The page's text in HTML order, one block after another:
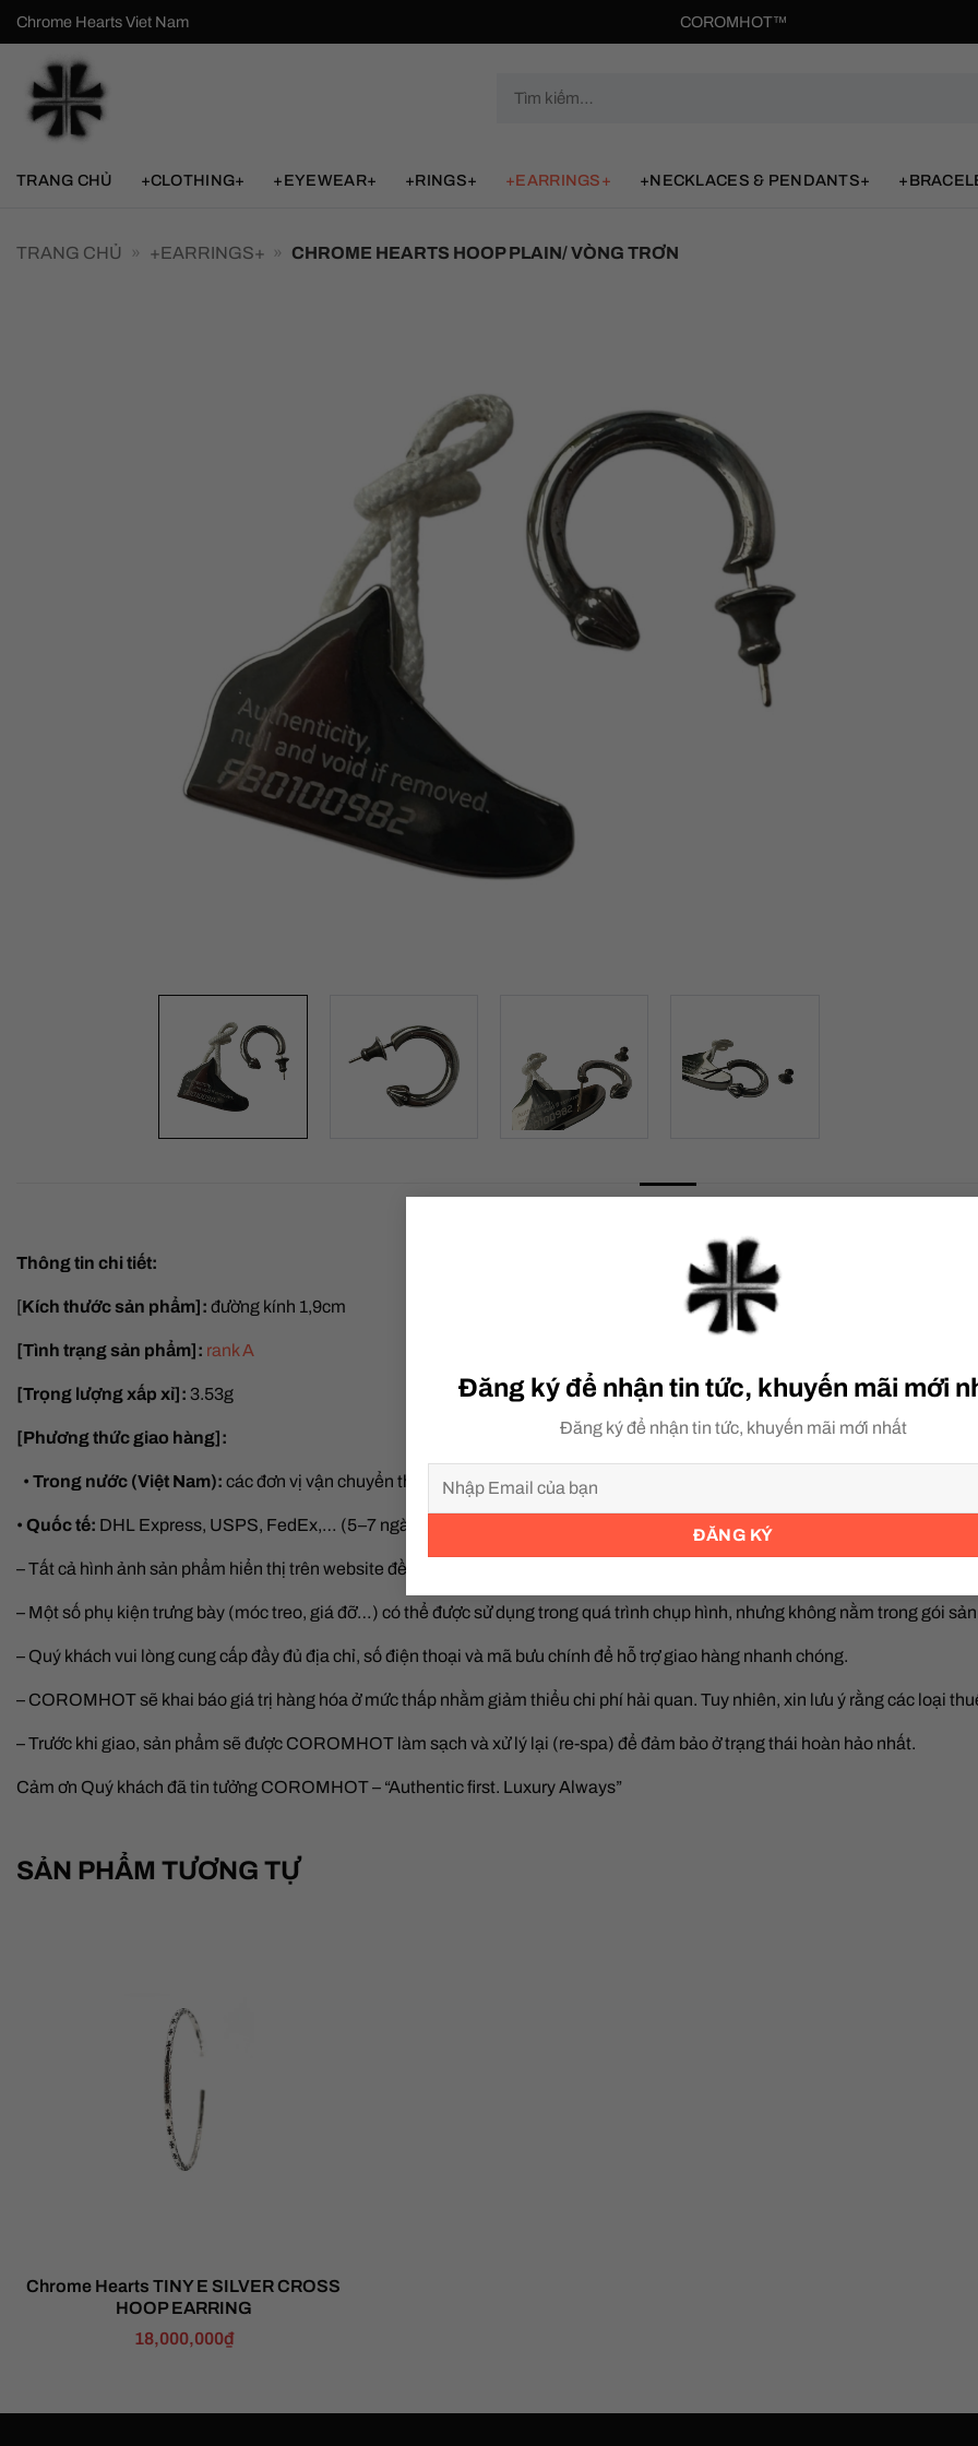
Đăng ký để nhận tin tức, khuyến mãi mới
Đăng ký để nhận tin tức, khuyến mãi mới nhất
Bỏ
qua
dung
Chrome Hearts Viet Nam COROMHOT™
kiếm:
TRANG CHỦ +CLOTHING+ +EYEWEAR+ +RINGS+ +EARRINGS+ +NECKLACES & PENDANTS+
TRANG CHỦ » +EARRINGS+ » CHROME HEARTS HOOP PLAIN/ VÒNG TRƠN
Thông tin chi tiết:
[Kích thước sản phẩm]: đường kính 1,9cm
[Tình trạng sản phẩm]: rank A
[Trọng lượng xấp xỉ]: 3.53g
[Phương thức giao hàng]:
• Trong nước (Việt Nam): các đơn vị vận chuyển thương mại điện tử(Giao Hàng Nhanh, Giao Hàng Tiết Kiệm, Viettel Post…).
• Quốc tế: DHL Express, USPS, FedEx,… (5–7 ngày).
– Tất cả hình ảnh sản phẩm hiển thị trên website đều là ảnh thật.
– Một số phụ kiện trưng bày (móc treo, giá đỡ…) có thể được sử dụng trong quá trình chụp hình, nhưng không nằm trong gói
– Quý khách vui lòng cung cấp đầy đủ địa chỉ, số điện thoại và mã bưu chính để hỗ trợ giao hàng nhanh chóng.
– COROMHOT sẽ khai báo giá trị hàng hóa ở mức thấp nhằm giảm thiểu chi phí hải quan. Tuy nhiên, xin lưu ý rằng các loại
– Trước khi giao, sản phẩm sẽ được COROMHOT làm sạch và xử lý lại (re-spa) để đảm bảo ở trạng thái hoàn hảo nhất.
Cảm ơn Quý khách đã tin tưởng COROMHOT – “Authentic first. Luxury Always”
SẢN PHẨM TƯƠNG TỰ
Chrome Hearts TINY E SILVER CROSS
HOOP EARRING
18,000,000₫